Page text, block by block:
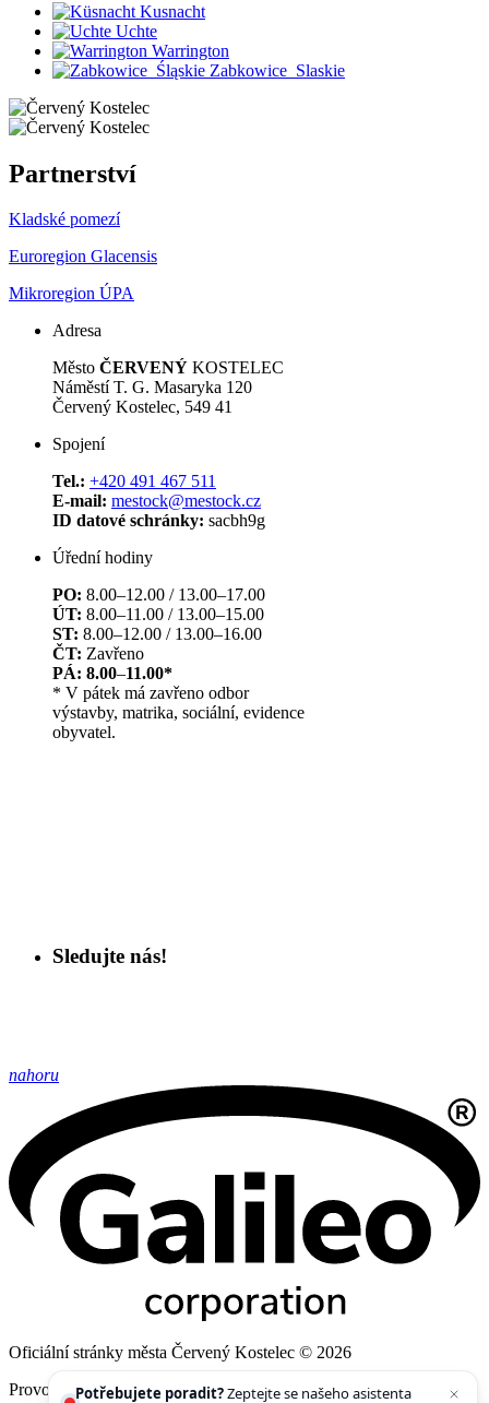
Kusnacht
Uchte
Warrington
Zabkowice_Slaskie
Partnerství
Kladské pomezí
Euroregion Glacensis
Mikroregion ÚPA
Adresa
Město ČERVENÝ KOSTELEC
Náměstí T. G. Masaryka 120
Červený Kostelec, 549 41
Spojení
Tel.: +420 491 467 511
E-mail: mestock@mestock.cz
ID datové schránky: sacbh9g
Úřední hodiny
PO: 8.00–12.00 / 13.00–17.00
ÚT: 8.00–11.00 / 13.00–15.00
ST: 8.00–12.00 / 13.00–16.00
ČT: Zavřeno
PÁ: 8.00–11.00*
* V pátek má zavřeno odbor
výstavby, matrika, sociální, evidence
obyvatel.
Sledujte nás!
nahoru
Oficiální stránky města Červený Kostelec © 2026
ProvozovatelGalileo Corporation s.r.o.
Potřebujete poradit?Zeptejte se našeho asistenta